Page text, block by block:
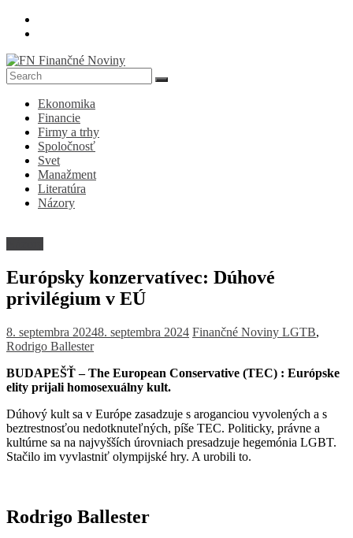
Skip
FN
Finančné
Noviny
Denník
ekonomike
spoločnosti
Ekonomika
Financie
Firmy a trhy
Spoločnosť
Svet
Manažment
Literatúra
Názory
Európsky konzervatívec: Dúhové
privilégium v EÚ
8. septembra 20248. septembra 2024 Finančné Noviny LGTB,
Rodrigo Ballester
BUDAPEŠŤ – The European Conservative (TEC) : Európske
elity prijali homosexuálny kult.
Dúhový kult sa v Európe zasadzuje s aroganciou vyvolených a s
beztrestnosťou nedotknuteľných, píše TEC. Politicky, právne a
kultúrne sa na najvyšších úrovniach presadzuje hegemónia LGBT.
Stačilo im vyvlastniť olympijské hry. A urobili to.
Rodrigo Ballester